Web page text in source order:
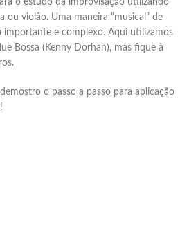
o estudo da improvisação utilizando
ou violão. Uma maneira “musical” de
importante e complexo. Aqui utilizamos
Bossa (Kenny Dorhan), mas fique à
o passo a passo para aplicação